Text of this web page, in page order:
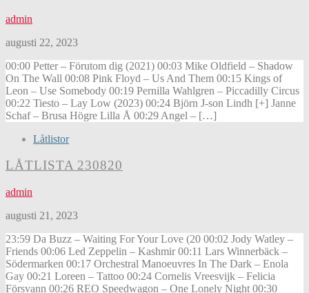
admin
augusti 22, 2023
00:00 Petter – Förutom dig (2021) 00:03 Mike Oldfield – Shadow
On The Wall 00:08 Pink Floyd – Us And Them 00:15 Kings of
Leon – Use Somebody 00:19 Pernilla Wahlgren – Piccadilly Circus
00:22 Tiesto – Lay Low (2023) 00:24 Björn J-son Lindh [+] Janne
Schaf – Brusa Högre Lilla Å 00:29 Angel – […]
Låtlistor
LÅTLISTA 230820
admin
augusti 21, 2023
23:59 Da Buzz – Waiting For Your Love (20 00:02 Jody Watley –
Friends 00:06 Led Zeppelin – Kashmir 00:11 Lars Winnerbäck –
Södermarken 00:17 Orchestral Manoeuvres In The Dark – Enola
Gay 00:21 Loreen – Tattoo 00:24 Cornelis Vreesvijk – Felicia
Försvann 00:26 REO Speedwagon – One Lonely Night 00:30